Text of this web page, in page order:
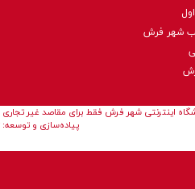
شهر فرش
اینترنتی شهر فرش فقط برای مقاصد غیر
پیاده‌سازی و